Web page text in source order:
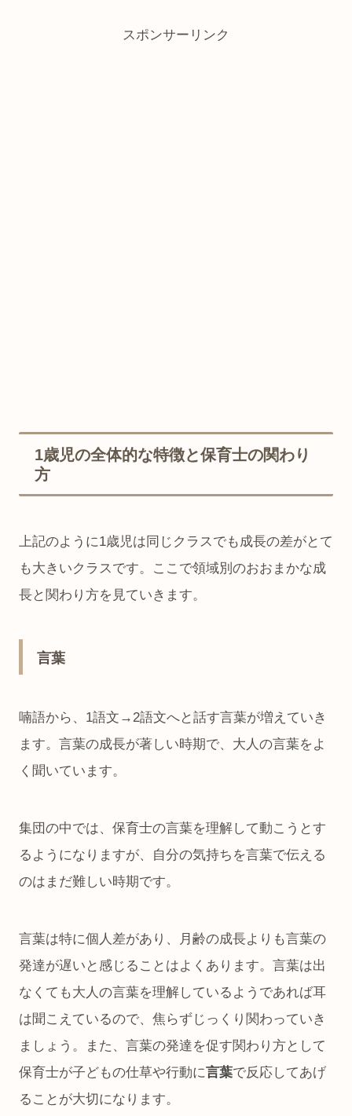
スポンサーリンク
1歳児の全体的な特徴と保育士の関わり
方
上記のように1歳児は同じクラスでも成長の差がとて
も大きいクラスです。ここで領域別のおおまかな成
長と関わり方を見ていきます。
言葉
喃語から、1語文→2語文へと話す言葉が増えていき
ます。言葉の成長が著しい時期で、大人の言葉をよ
く聞いています。
集団の中では、保育士の言葉を理解して動こうとす
るようになりますが、自分の気持ちを言葉で伝える
のはまだ難しい時期です。
言葉は特に個人差があり、月齢の成長よりも言葉の
発達が遅いと感じることはよくあります。言葉は出
なくても大人の言葉を理解しているようであれば耳
は聞こえているので、焦らずじっくり関わっていき
ましょう。また、言葉の発達を促す関わり方として
保育士が子どもの仕草や行動に言葉で反応してあげ
ることが大切になります。